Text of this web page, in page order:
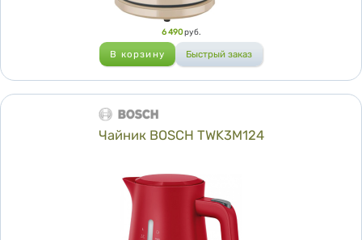
6 490 руб.
Чайник BOSCH TWK3M124